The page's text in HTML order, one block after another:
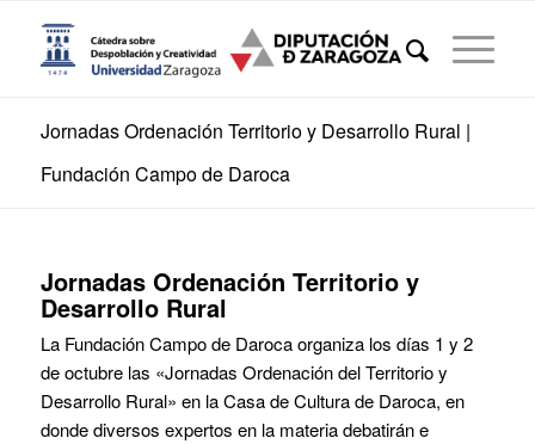
Jornadas Ordenación Territorio y Desarrollo Rural |
Fundación Campo de Daroca
Jornadas Ordenación Territorio y
Desarrollo Rural
La Fundación Campo de Daroca organiza los días 1 y 2
de octubre las «Jornadas Ordenación del Territorio y
Desarrollo Rural» en la Casa de Cultura de Daroca, en
donde diversos expertos en la materia debatirán e